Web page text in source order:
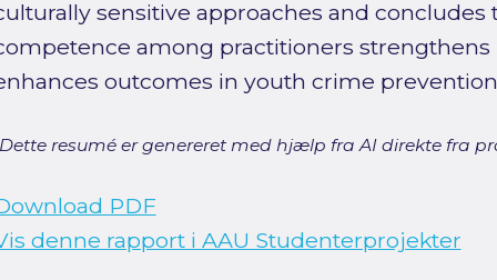
sensitive approaches and concludes
among practitioners strengthens
outcomes in youth crime
resumé er genereret med hjælp fra AI direkte fra
PDF
denne rapport i AAU Studenterprojekter